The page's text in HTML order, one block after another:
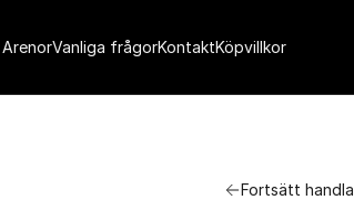
Fortsätt handla
ArenorVanliga frågorKontaktKöpvillkor